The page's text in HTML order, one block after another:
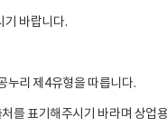
기 바랍니다.
누리 제4유형을 따릅니다.
를 표기해주시기 바라며 상업